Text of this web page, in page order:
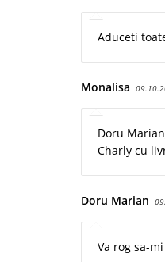
Aduceti
Monalisa
Doru
Charly cu
Doru Marian
Va rog sa-